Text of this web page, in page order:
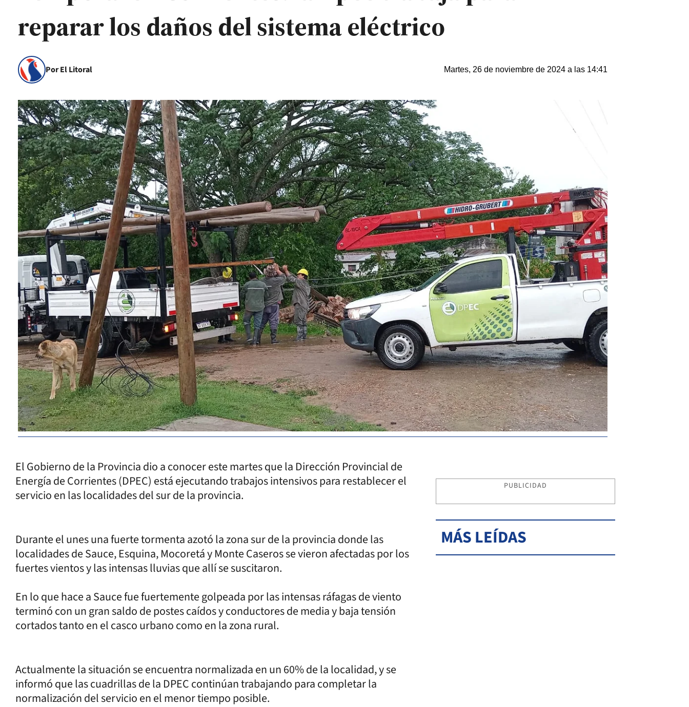
reparar los daños del sistema eléctrico
Por El Litoral Martes, 26 de noviembre de 2024 a las 14:41
El Gobierno de la Provincia dio a conocer este martes que la Dirección Provincial de
Energía de Corrientes (DPEC) está ejecutando trabajos intensivos para restablecer el
servicio en las localidades del sur de la provincia.
Durante el unes una fuerte tormenta azotó la zona sur de la provincia donde las
localidades de Sauce, Esquina, Mocoretá y Monte Caseros se vieron afectadas por los
fuertes vientos y las intensas lluvias que allí se suscitaron.
En lo que hace a Sauce fue fuertemente golpeada por las intensas ráfagas de viento
terminó con un gran saldo de postes caídos y conductores de media y baja tensión
cortados tanto en el casco urbano como en la zona rural.
Actualmente la situación se encuentra normalizada en un 60% de la localidad, y se
informó que las cuadrillas de la DPEC continúan trabajando para completar la
normalización del servicio en el menor tiempo posible.
PUBLICIDAD
MÁS LEÍDAS